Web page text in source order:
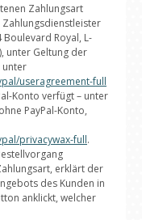
Zahlungsart
Boulevard Royal, L-
unter Geltung der
unter
useragreement-full
Konto verfügt – unter
PayPal-Konto,
privacywax-full.
erklärt der
des Kunden in
anklickt, welcher